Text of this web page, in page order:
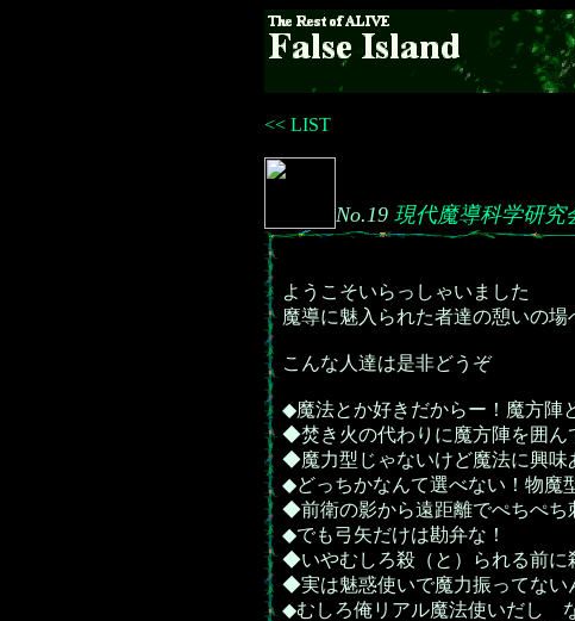
<< LIST
No.19 現代魔導科学研究
ようこそいらっしゃいました
魔導に魅入られた者達の憩いの場
こんな人達は是非どうぞ
◆魔法とか好きだからー！魔方陣
◆焚き火の代わりに魔方陣を囲ん
◆魔力型じゃないけど魔法に興味
◆どっちかなんて選べない！物魔
◆前衛の影から遠距離でぺちぺち
◆でも弓矢だけは勘弁な！
◆いやむしろ殺（と）られる前に
◆実は魅惑使いで魔力振ってな
◆むしろ俺リアル魔法使いだし